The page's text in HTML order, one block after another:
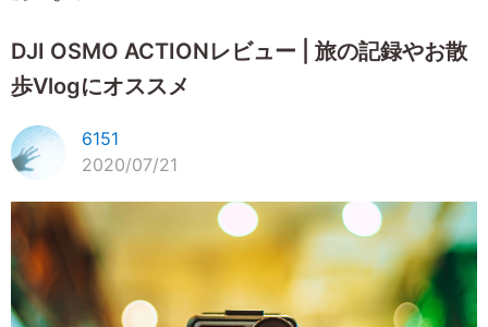
DJI OSMO ACTIONレビュー | 旅の記録やお散
歩Vlogにオススメ
6151
2020/07/21